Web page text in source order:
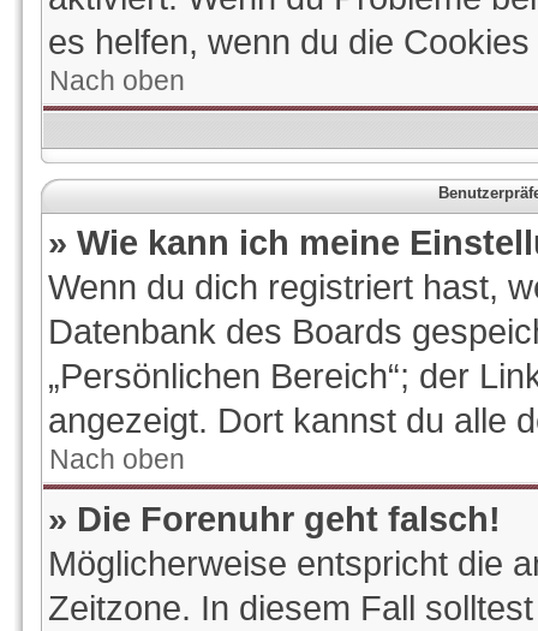
es helfen, wenn du die
Nach oben
» Wie kann ich meine
Wenn du dich registriert hast,
Datenbank des Boards
„Persönlichen Bereich“; der
angezeigt. Dort kannst du alle
Nach oben
» Die Forenuhr geht falsch!
Möglicherweise entspricht die
Zeitzone. In diesem Fall